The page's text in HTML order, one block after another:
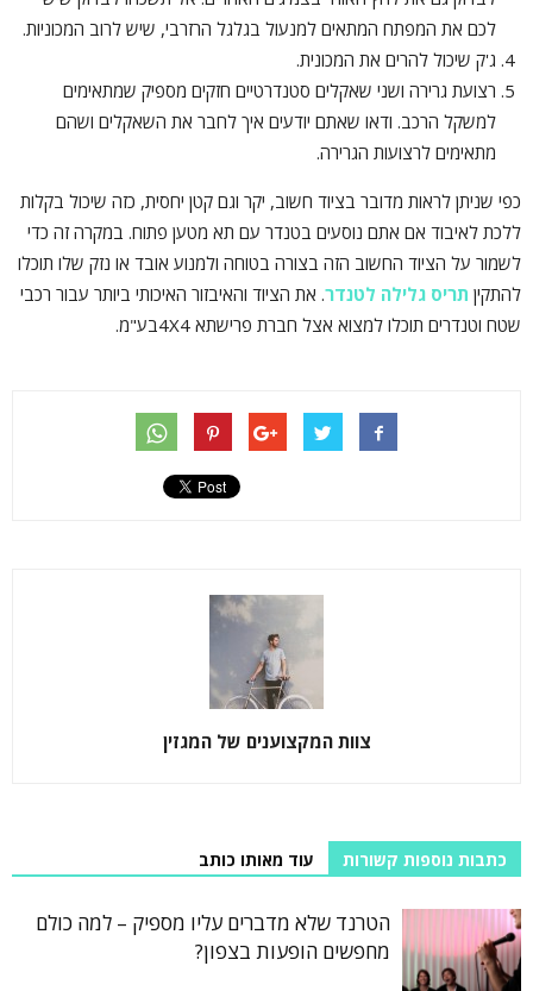
לכם את המפתח המתאים למנעול בגלגל הרזרבי, שיש לרוב המכוניות.
ג'ק שיכול להרים את המכונית.
רצועת גרירה ושני שאקלים סטנדרטיים חזקים מספיק שמתאימים
למשקל הרכב. ודאו שאתם יודעים איך לחבר את השאקלים ושהם
מתאימים לרצועות הגרירה.
כפי שניתן לראות מדובר בציוד חשוב, יקר וגם קטן יחסית, כזה שיכול בקלות
ללכת לאיבוד אם אתם נוסעים בטנדר עם תא מטען פתוח. במקרה זה כדי
לשמור על הציוד החשוב הזה בצורה בטוחה ולמנוע אובד או נזק שלו תוכלו
להתקין תריס גלילה לטנדר. את הציוד והאיבזור האיכותי ביותר עבור רכבי
שטח וטנדרים תוכלו למצוא אצל חברת פרישתא 4X4בע"מ.
צוות המקצוענים של המגזין
כתבות נוספות קשורות עוד מאותו כותב
הטרנד שלא מדברים עליו מספיק – למה כולם
מחפשים הופעות בצפון?